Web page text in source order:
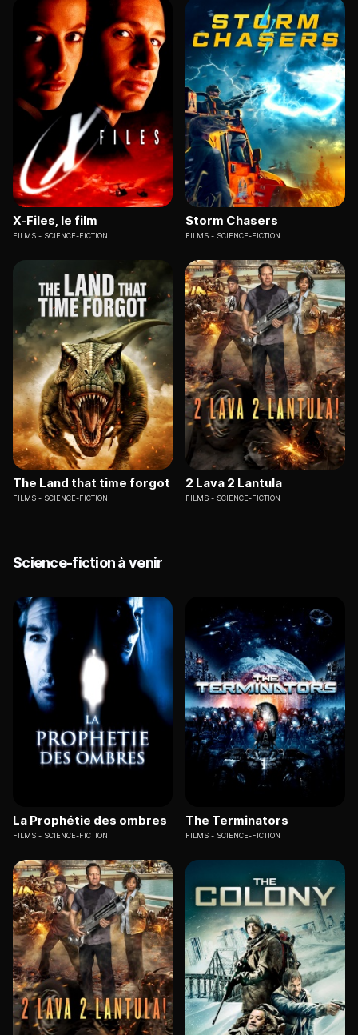
X-Files, le film
FILMS SCIENCE-FICTION
Storm Chasers
FILMS SCIENCE-FICTION
The Land that time forgot
FILMS SCIENCE-FICTION
2 Lava 2 Lantula
FILMS SCIENCE-FICTION
Science-fiction à venir
La Prophétie des ombres
FILMS SCIENCE-FICTION
The Terminators
FILMS SCIENCE-FICTION